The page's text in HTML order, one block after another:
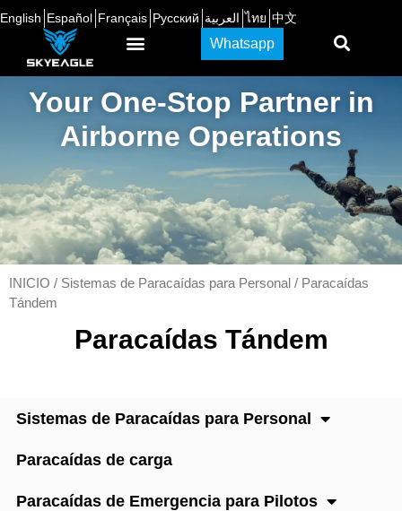
English Español Français Русский العربية ไทย 中文
Whatsapp
Your One-Stop Partner in
Airborne Operations
INICIO / Sistemas de Paracaídas para Personal / Paracaídas
Tándem
Paracaídas Tándem
Sistemas de Paracaídas para Personal
Paracaídas de carga
Paracaídas de Emergencia para Pilotos